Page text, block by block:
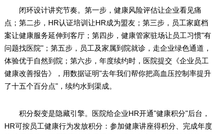
闭环设计讲究节奏。第一步，健康风险评估让企业看见痛
点；第二步，HR认证培训让HR成为盟友；第三步，员工家庭档
案让健康服务延伸到客厅；第四步，健康管家驻场让员工习惯"有
问题找医院"；第五步，员工及家属到院就诊，走企业绿色通道，
体验优于自然到院；第六步，年度续约时，医院提交《企业员工
健康改善报告》，用数据证明"去年我们帮你把高血压控制率提升
了十五个百分点"，续约水到渠成。
积分裂变是隐藏引擎。医院给企业HR开通"健康积分"后台，
HR可按员工健康行为发放积分：参加健康讲座得积分、完成年度